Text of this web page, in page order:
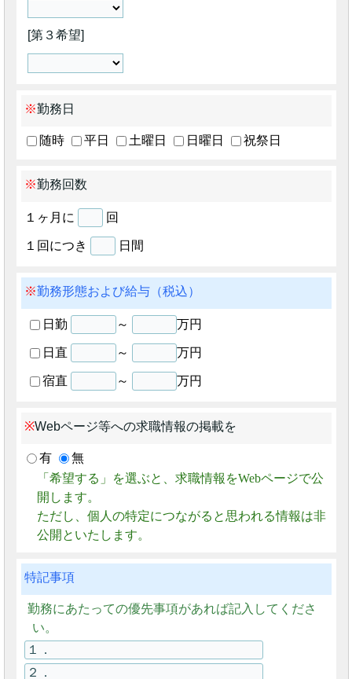
第３希望
勤務日
随時 平日 土曜日 日曜日 祝祭日
勤務回数
１ヶ月に 回
１回につき 日間
勤務形態および給与（税込）
日勤 ～ 万円
日直 ～ 万円
宿直 ～ 万円
Webページ等への求職情報の掲載を
有
無
「希望する」を選ぶと、求職情報をWebページで公
開します。
ただし、個人の特定につながると思われる情報は非
公開といたします。
特記事項
勤務にあたっての優先事項があれば記入してくださ
い。